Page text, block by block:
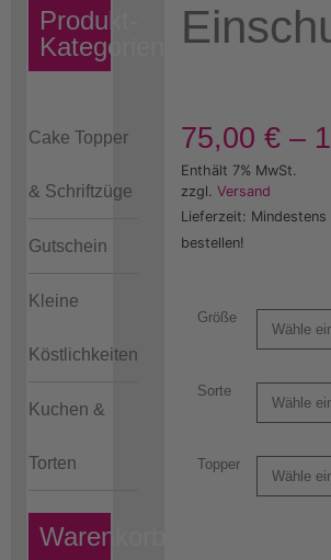
Produkt-
Kategorien
Cake Topper
& Schriftzüge
Gutschein
Kleine
Köstlichkeiten
Kuchen &
Torten
Warenkorb
75,00 €–
Enthält 7% MwSt.
zzgl. Versand
Lieferzeit: Mindestens
bestellen!
Größe
Sorte
Topper